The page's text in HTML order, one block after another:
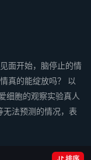
面开始，脑停止的情
真的能绽放吗？ 以
细胞的观察实验真人
无法预测的情况，表